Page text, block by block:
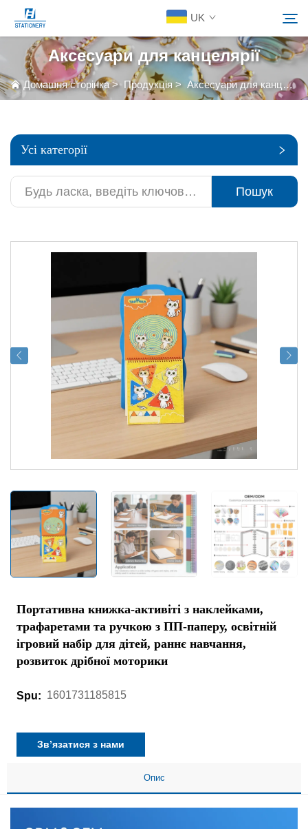
UK
Продукція
Індивідуальні Рішення
Ресурси
Зв’язатися з нами
Пошук
Аксесуари для канцелярії
Домашня сторінка> Продукція> Аксесуари для канцелярії
Усі категорії
Пошук
Портативна книжка-активіті з наклейками,
трафаретами та ручкою з ПП-паперу, освітній
ігровий набір для дітей, раннє навчання,
розвиток дрібної моторики
Spu: 1601731185815
Зв’язатися з нами
Опис